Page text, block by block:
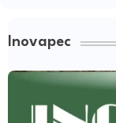
Inovapec